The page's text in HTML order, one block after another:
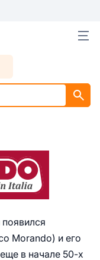
Morando) и его
в начале 50-х